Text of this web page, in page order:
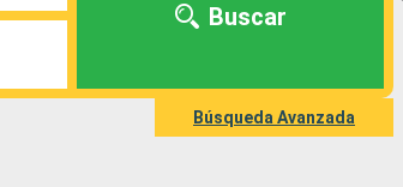
Buscar
Búsqueda Avanzada